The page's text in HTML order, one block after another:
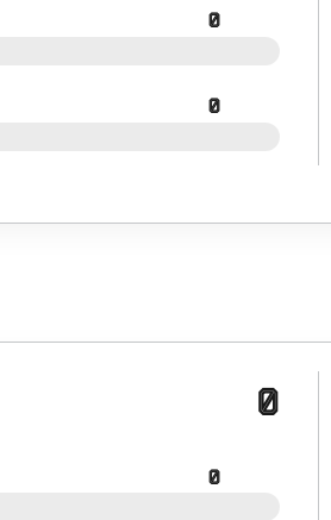
0
0
0
0